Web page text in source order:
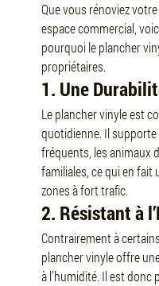
Que vous rénoviez
espace commercial,
pourquoi le plancher
propriétaires.
1. Une
Le plancher vinyle est
quotidienne. Il
fréquents, les animaux
familiales, ce qui en fait
zones à fort trafic.
2. Résistant à
Contrairement à
plancher vinyle offre
à l’humidité. Il est